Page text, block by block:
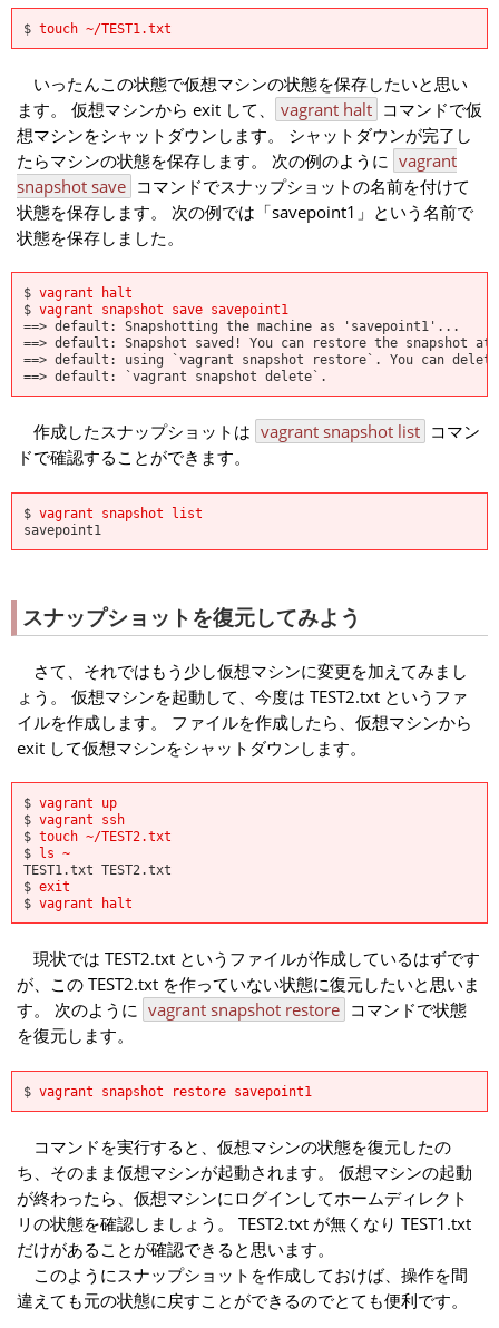
$ touch ~/TEST1.txt
いったんこの状態で仮想マシンの状態を保存したいと思い
ます。 仮想マシンから exit して、
vagrant halt コマンドで仮
想マシンをシャットダウンします。 シャットダウンが完了し
たらマシンの状態を保存します。 次の例のように vagrant
snapshot save コマンドでスナップショットの名前を付けて
状態を保存します。 次の例では「savepoint1」という名前で
状態を保存しました。
$ vagrant halt
$ vagrant snapshot save savepoint1
==> default: Snapshotting the machine as 'savepoint1'...
==> default: Snapshot saved! You can restore the snapshot at
==> default: using `vagrant snapshot restore`. You can
==> default: `vagrant snapshot delete`.
作成したスナップショットは vagrant snapshot list コマン
ドで確認することができます。
$ vagrant snapshot list
savepoint1
スナップショットを復元してみよう
さて、それではもう少し仮想マシンに変更を加えてみまし
ょう。 仮想マシンを起動して、今度は TEST2.txt というファ
イルを作成します。 ファイルを作成したら、仮想マシンから
exit して仮想マシンをシャットダウンします。
$ vagrant up
$ vagrant ssh
$ touch ~/TEST2.txt
$ ls ~
TEST1.txt TEST2.txt
$ exit
$ vagrant halt
現状では TEST2.txt というファイルが作成しているはずです
が、この TEST2.txt を作っていない状態に復元したいと思いま
す。 次のように vagrant snapshot restore コマンドで状態
を復元します。
$ vagrant snapshot restore savepoint1
コマンドを実行すると、仮想マシンの状態を復元したの
ち、そのまま仮想マシンが起動されます。 仮想マシンの起動
が終わったら、仮想マシンにログインしてホームディレクト
リの状態を確認しましょう。 TEST2.txt が無くなり TEST1.txt
だけがあることが確認できると思います。
このようにスナップショットを作成しておけば、操作を間
違えても元の状態に戻すことができるのでとても便利です。